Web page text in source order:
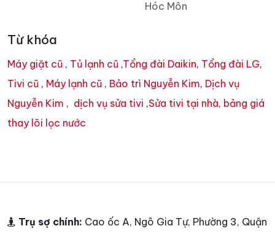
Hóc Môn
Từ khóa
Máy giặt cũ , Tủ lạnh cũ ,Tổng đài Daikin, Tổng đài LG,
Tivi cũ , Máy lạnh cũ , Bảo trì Nguyễn Kim, Dịch vụ
Nguyễn Kim , dịch vụ sửa tivi ,Sửa tivi tại nhà, bảng giá
thay lõi lọc nước
Trụ sợ chính: Cao ốc A, Ngô Gia Tự, Phường 3, Quận